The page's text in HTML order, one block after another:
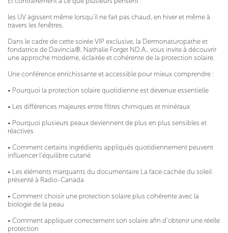
les UV agissent même lorsqu’il ne fait pas chaud, en hiver et même à
travers les fenêtres.
Dans le cadre de cette soirée VIP exclusive, la Dermonaturopathe et
fondatrice de Davincia®, Nathalie Forget ND.A., vous invite à découvrir
une approche moderne, éclairée et cohérente de la protection solaire.
Une conférence enrichissante et accessible pour mieux comprendre :
• Pourquoi la protection solaire quotidienne est devenue essentielle
• Les différences majeures entre filtres chimiques et minéraux
• Pourquoi plusieurs peaux deviennent de plus en plus sensibles et
réactives
• Comment certains ingrédients appliqués quotidiennement peuvent
influencer l’équilibre cutané
• Les éléments marquants du documentaire La face cachée du soleil
présenté à Radio-Canada
• Comment choisir une protection solaire plus cohérente avec la
biologie de la peau
• Comment appliquer correctement son solaire afin d’obtenir une réelle
protection